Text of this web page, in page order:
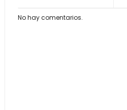
No hay comentarios.